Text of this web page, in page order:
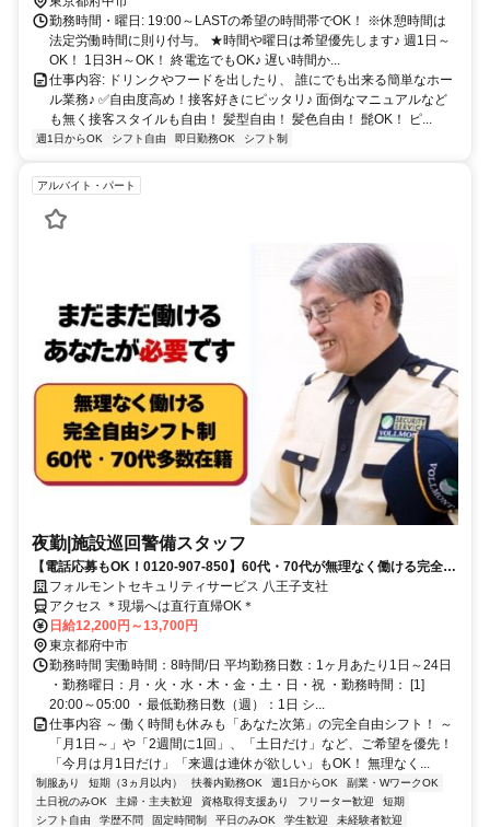
祥寺駅、調布駅 布田駅、仙川駅、千歳烏山駅、明大前駅 京王多摩セ
ンター駅、登戸駅、溝の口駅など 各方面からもアクセス便利。
勤務時間・曜日: 19:00～LASTの希望の時間帯でOK！ ※休憩時間は
法定労働時間に則り付与。 ★時間や曜日は希望優先します♪ 週1日～
OK！ 1日3H～OK！ 終電迄でもOK♪ 遅い時間か...
仕事内容: ドリンクやフードを出したり、 誰にでも出来る簡単なホー
ル業務♪ ✅自由度高め！接客好きにピッタリ♪ 面倒なマニュアルなど
も無く接客スタイルも自由！ 髪型自由！ 髪色自由！ 髭OK！ ピ...
週1日からOK シフト自由 即日勤務OK シフト制
アルバイト・パート
夜勤|施設巡回警備スタッフ
【電話応募もOK！0120-907-850】60代・70代が無理なく働ける完全自
由シフト♪日払いOK♪
フォルモントセキュリティサービス 八王子支社
アクセス ＊現場へは直行直帰OK＊
日給12,200円～13,700円
東京都府中市
勤務時間 実働時間：8時間/日 平均勤務日数：1ヶ月あたり1日～24日
・勤務曜日：月・火・水・木・金・土・日・祝 ・勤務時間： [1]
20:00～05:00 ・最低勤務日数（週）：1日 シ...
仕事内容 ～ 働く時間も休みも「あなた次第」の完全自由シフト！ ～
「月1日～」や「2週間に1回」、「土日だけ」など、ご希望を優先！
「今月は月1日だけ」「来週は連休が欲しい」もOK！ 無理なく...
制服あり 短期（3ヵ月以内） 扶養内勤務OK 週1日からOK
副業・WワークOK
土日祝のみOK
主婦・主夫歓迎 資格取得支援あり フリーター歓迎
短期
シフト自由
学歴不問 固定時間制 平日のみOK 学生歓迎
未経験者歓迎